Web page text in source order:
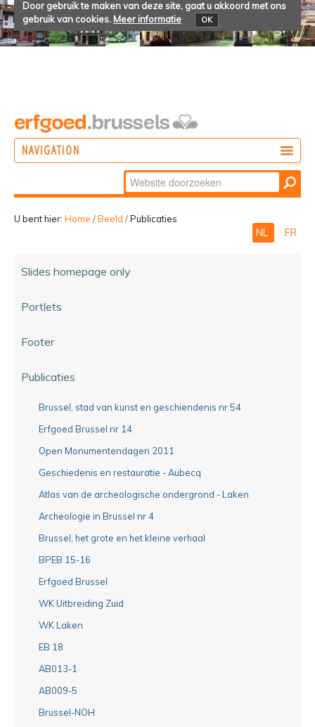
Door gebruik te maken van deze site, gaat u akkoord met ons
gebruik van cookies. Meer informatie OK
NAVIGATION
Zoek
Geavanceerd
zoeken...
U bent hier: Home /Beeld /Publicaties
NL FR
Slides homepage only
Portlets
Footer
Publicaties
Brussel, stad van kunst en geschiendenis nr 54
Erfgoed Brussel nr 14
Open Monumentendagen 2011
Geschiedenis en restauratie - Aubecq
Atlas van de archeologische ondergrond - Laken
Archeologie in Brussel nr 4
Brussel, het grote en het kleine verhaal
BPEB 15-16
Erfgoed Brussel
WK Uitbreiding Zuid
WK Laken
EB 18
AB013-1
AB009-5
Brussel-NOH